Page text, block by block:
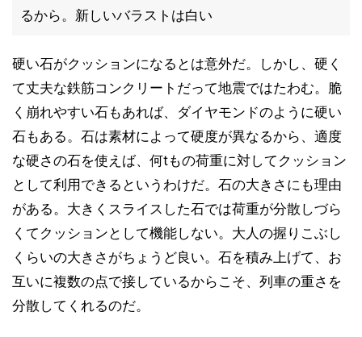
るから。新しいバラストは白い
硬い石がクッションになるとは意外だ。しかし、硬く
て丈夫な鉄筋コンクリートだって地震ではたわむ。脆
く崩れやすい石もあれば、ダイヤモンドのように硬い
石もある。石は素材によって硬度が異なるから、適度
な硬さの石を使えば、何tもの荷重に対してクッション
として利用できるというわけだ。石の大きさにも理由
がある。大きくスライスした石では荷重が分散しづら
くてクッションとして機能しない。大人の握りこぶし
くらいの大きさがちょうど良い。石を積み上げて、お
互いに複数の点で接しているからこそ、列車の重さを
分散してくれるのだ。